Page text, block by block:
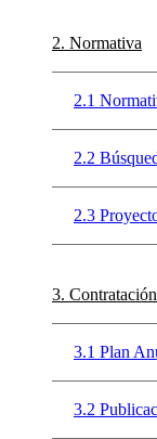
2. Normativa
2.1
2.2
2.3
3. Contratación
3.1 Plan
3.2